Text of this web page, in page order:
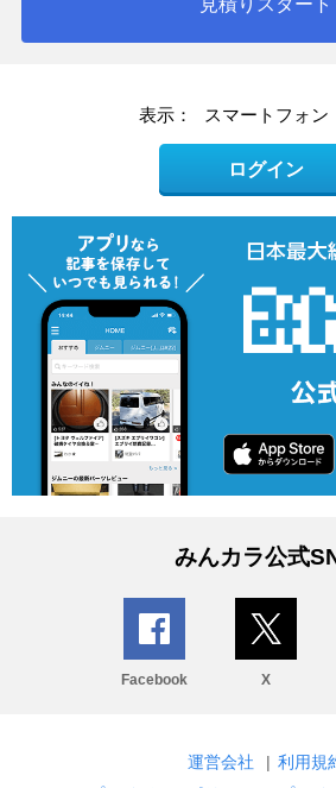
表示： スマートフォン
ログイン
みんカラ公式
Facebook X
運営会社 | 利用規